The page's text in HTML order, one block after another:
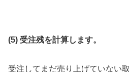
(5) 受注残を計算します。
受注してまだ売り上げていない